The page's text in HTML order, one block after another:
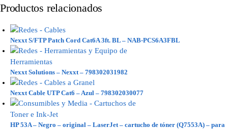
Productos relacionados
Nexxt S/FTP Patch Cord Cat6A 3ft. BL – NAB-PCS6A3FBL
Nexxt Solutions – Nexxt – 798302031982
Nexxt Cable UTP Cat6 – Azul – 798302030077
HP 53A – Negro – original – LaserJet – cartucho de tóner (Q7553A) – para